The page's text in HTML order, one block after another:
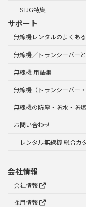
STJG特集
サポート
無線機レンタルのよくあ
無線機／トランシーバー
無線機 用語集
無線機（トランシーバー
無線機の防塵・防水・防
お問い合わせ
レンタル無線機 総合カ
会社情報
会社情報
採用情報